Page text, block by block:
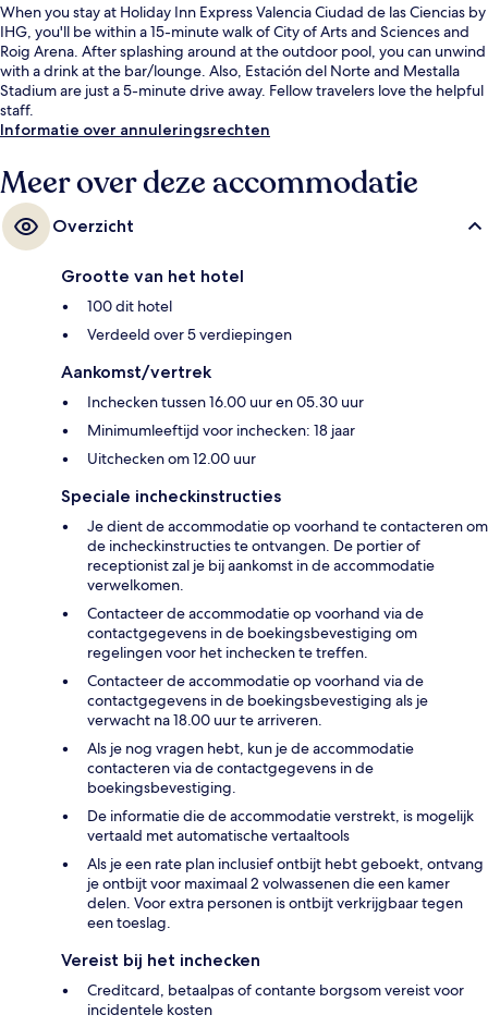
When you stay at Holiday Inn Express Valencia Ciudad de las Ciencias by
IHG, you'll be within a 15-minute walk of City of Arts and Sciences and
Roig Arena. After splashing around at the outdoor pool, you can unwind
with a drink at the bar/lounge. Also, Estación del Norte and Mestalla
Stadium are just a 5-minute drive away. Fellow travelers love the helpful
staff.
Informatie over annuleringsrechten
Meer over deze accommodatie
Overzicht
Grootte van het hotel
100 dit hotel
Verdeeld over 5 verdiepingen
Aankomst/vertrek
Inchecken tussen 16.00 uur en 05.30 uur
Minimumleeftijd voor inchecken: 18 jaar
Uitchecken om 12.00 uur
Speciale incheckinstructies
Je dient de accommodatie op voorhand te contacteren om
de incheckinstructies te ontvangen. De portier of
receptionist zal je bij aankomst in de accommodatie
verwelkomen.
Contacteer de accommodatie op voorhand via de
contactgegevens in de boekingsbevestiging om
regelingen voor het inchecken te treffen.
Contacteer de accommodatie op voorhand via de
contactgegevens in de boekingsbevestiging als je
verwacht na 18.00 uur te arriveren.
Als je nog vragen hebt, kun je de accommodatie
contacteren via de contactgegevens in de
boekingsbevestiging.
De informatie die de accommodatie verstrekt, is mogelijk
vertaald met automatische vertaaltools
Als je een rate plan inclusief ontbijt hebt geboekt, ontvang
je ontbijt voor maximaal 2 volwassenen die een kamer
delen. Voor extra personen is ontbijt verkrijgbaar tegen
een toeslag.
Vereist bij het inchecken
Creditcard, betaalpas of contante borgsom vereist voor
incidentele kosten